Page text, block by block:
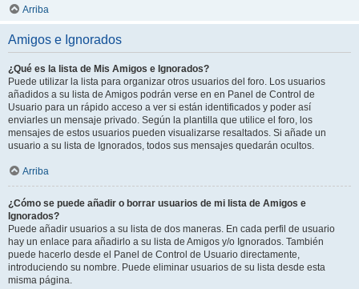
Arriba
Amigos e Ignorados
¿Qué es la lista de Mis Amigos e Ignorados?
Puede utilizar la lista para organizar otros usuarios del foro. Los usuarios
añadidos a su lista de Amigos podrán verse en en Panel de Control de
Usuario para un rápido acceso a ver si están identificados y poder así
enviarles un mensaje privado. Según la plantilla que utilice el foro, los
mensajes de estos usuarios pueden visualizarse resaltados. Si añade un
usuario a su lista de Ignorados, todos sus mensajes quedarán ocultos.
Arriba
¿Cómo se puede añadir o borrar usuarios de mi lista de Amigos e
Ignorados?
Puede añadir usuarios a su lista de dos maneras. En cada perfil de usuario
hay un enlace para añadirlo a su lista de Amigos y/o Ignorados. También
puede hacerlo desde el Panel de Control de Usuario directamente,
introduciendo su nombre. Puede eliminar usuarios de su lista desde esta
misma página.